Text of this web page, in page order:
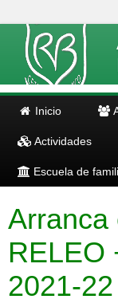
Inicio
Actividades
Escuela de
Arranca
RELEO
2021-22